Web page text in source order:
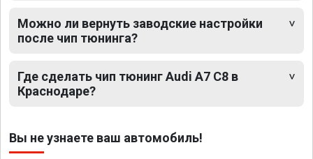
Можно ли вернуть заводские настройки
после чип тюнинга?
Где сделать чип тюнинг Audi A7 C8 в
Краснодаре?
Вы не узнаете ваш автомобиль!